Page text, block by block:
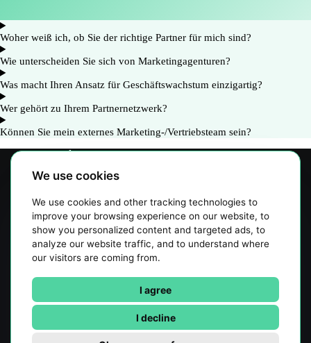
We use cookies
We use cookies and other tracking technologies to
improve your browsing experience on our website, to
show you personalized content and targeted ads, to
analyze our website traffic, and to understand where
our visitors are coming from.
I agree
I decline
Woher weiß ich, ob Sie der richtige Partner für mich sind?
Wie unterscheiden Sie sich von Marketingagenturen?
Was macht Ihren Ansatz für Geschäftswachstum einzigartig?
Wer gehört zu Ihrem Partnernetzwerk?
Können Sie mein externes Marketing-/Vertriebsteam sein?
Unternehmen
Leistungen
Blog
Kontakt
Rechtliches
Datenschutzerklärung
AGB
Cookie-Einstellungen aktualisieren